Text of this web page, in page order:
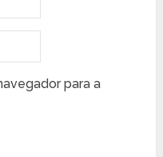
para a